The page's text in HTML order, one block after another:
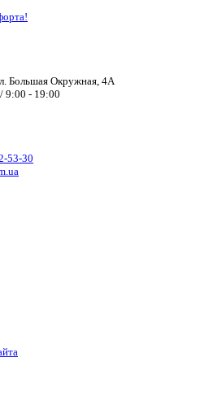
Большая Окружная, 4А
9:00 - 19:00
53-30